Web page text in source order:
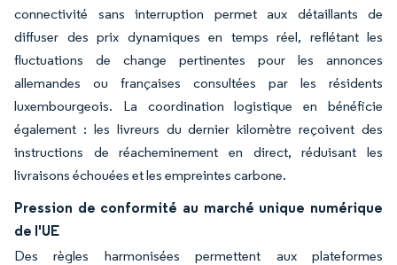
connectivité sans interruption permet aux détaillants de
diffuser des prix dynamiques en temps réel, reflétant les
fluctuations de change pertinentes pour les annonces
allemandes ou françaises consultées par les résidents
luxembourgeois. La coordination logistique en bénéficie
également : les livreurs du dernier kilomètre reçoivent des
instructions de réacheminement en direct, réduisant les
livraisons échouées et les empreintes carbone.
Pression de conformité au marché unique numérique
de l'UE
Des règles harmonisées permettent aux plateformes